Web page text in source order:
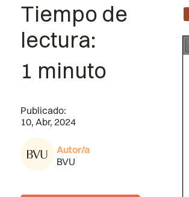
Tiempo de
lectura:
1 minuto
Publicado:
10, Abr, 2024
Autor/a
BVU